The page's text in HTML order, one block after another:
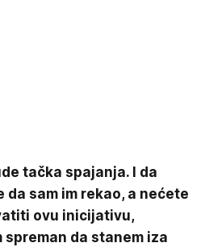
tačka spajanja. I da
da sam im rekao, a nećete
ovu inicijativu,
spreman da stanem iza